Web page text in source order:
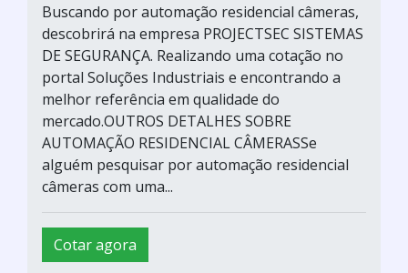
Buscando por automação residencial câmeras,
descobrirá na empresa PROJECTSEC SISTEMAS
DE SEGURANÇA. Realizando uma cotação no
portal Soluções Industriais e encontrando a
melhor referência em qualidade do
mercado.OUTROS DETALHES SOBRE
AUTOMAÇÃO RESIDENCIAL CÂMERASSe
alguém pesquisar por automação residencial
câmeras com uma...
Cotar agora